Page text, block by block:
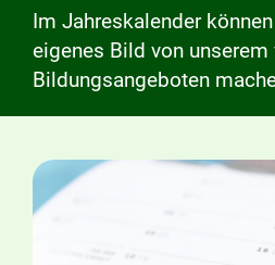
Im Jahreskalender
eigenes Bild von
Bildungsangeboten